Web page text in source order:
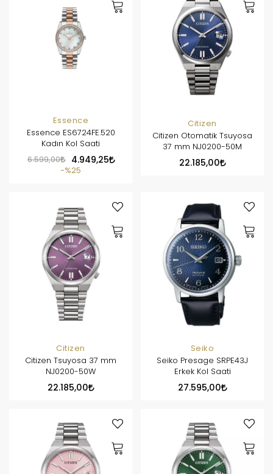
Essence
Essence ES6724FE.520
Kadın Kol Saati
6.599,00
4.949,25
%25
Citizen
Citizen Otomatik Tsuyosa
37 mm NJ0200-50M
22.185,00
Citizen
Citizen Tsuyosa 37 mm
NJ0200-50W
22.185,00
Seiko
Seiko Presage SRPE43J
Erkek Kol Saati
27.595,00